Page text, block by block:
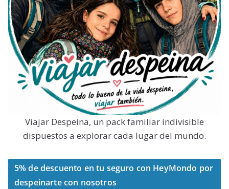
Viajar Despeina, un pack familiar indivisible
dispuestos a explorar cada lugar del mundo.
5% de descuento en tu seguro con HeyMondo por
despeinarte con nosotros